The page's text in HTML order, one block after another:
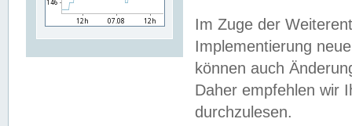
Im Zuge der
Implementierung
können auch
Daher empfehlen wir
durchzulesen.